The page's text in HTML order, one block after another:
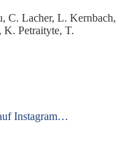
C. Lacher, L. Kernbach,
Petraityte, T.
Instagram…